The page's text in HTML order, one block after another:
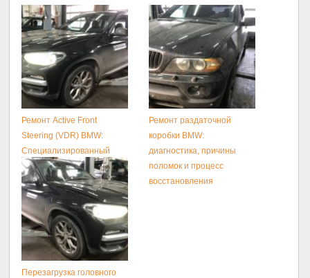
Ремонт Active Front
Steering (VDR) BMW:
Специализированный
Сервис и Диагностика.
Ремонт раздаточной
коробки BMW:
диагностика, причины
поломок и процесс
восстановления
Перезагрузка головного